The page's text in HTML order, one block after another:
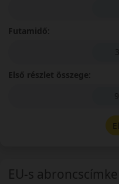
Futamidő:
Első részlet összege:
EU-s abroncscímke